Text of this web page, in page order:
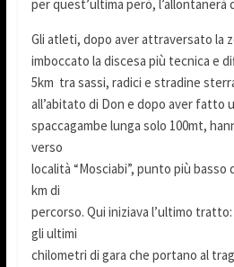
per quest’ultima però, l’allontanerà
Gli atleti, dopo aver attraversato la
imboccato la discesa più tecnica e
5km tra sassi, radici e stradine
all’abitato di Don e dopo aver fatto
spaccagambe lunga solo 100mt,
verso
località “Mosciabi”, punto più basso
km di
percorso. Qui iniziava l’ultimo
gli ultimi
chilometri di gara che portano al